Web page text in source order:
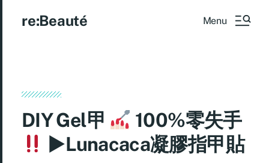
re:Beauté Menu
DIY Gel甲
100%零失手
►Lunacaca凝膠指甲貼